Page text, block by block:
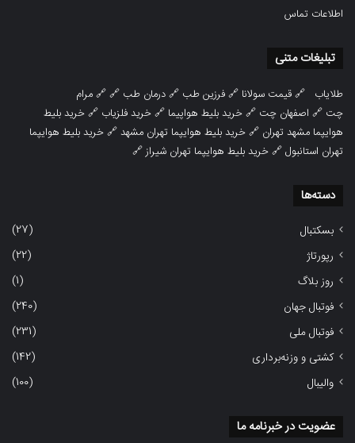
اطلاعات تماس
تبلیغات متنی
طلایاب 🔗قیمت سولانا 🔗فرزین طب 🔗درمان طب 🔗 🔗مرام
چت 🔗 اصفهان چت 🔗خرید بلیط هواپیما 🔗خرید فلزیاب 🔗خرید بلیط
هوایپما مشهد تهران 🔗خرید بلیط هوایپما تهران مشهد🔗خرید بلیط هوایپما
تهران استانبول🔗خرید بلیط هوایپما تهران شیراز🔗
دسته‌ها
بسکتبال
(27)
رپورتاژ
(22)
روز بلاگ
(1)
فوتبال جهان
(240)
فوتبال ملی
(231)
کشتی و وزنه‌برداری
(142)
والیبال
(100)
عضویت در خبرنامه ما